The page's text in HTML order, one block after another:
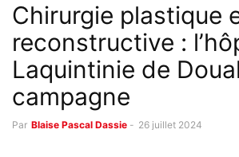
Chirurgie plastique
reconstructive :
Laquintinie de
campagne
Par Blaise Pascal Dassie - 26 juillet 2024